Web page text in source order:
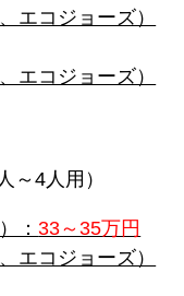
エコジョーズ）
エコジョーズ）
～4人用）
：33～35万円
エコジョーズ）